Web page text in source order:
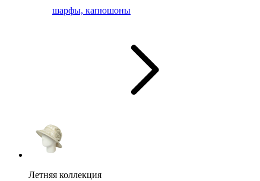
шарфы, капюшоны
Летняя коллекция